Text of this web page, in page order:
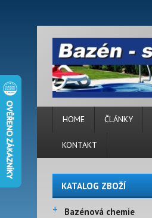
HOME ČLÁNKY
KONTAKT
KATALOG ZBOŽÍ
+ Bazénová chemie